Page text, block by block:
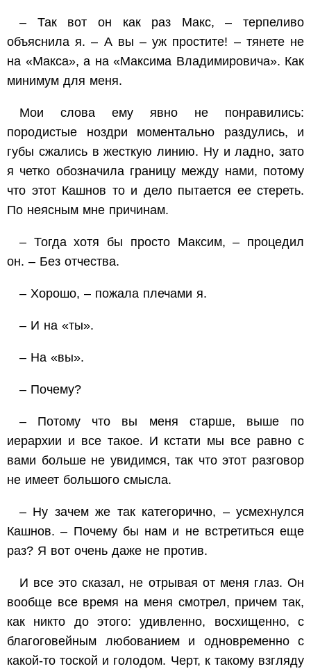
– Так вот он как раз Макс, – терпеливо
объяснила я. – А вы – уж простите! – тянете не
на «Макса», а на «Максима Владимировича». Как
минимум для меня.
Мои слова ему явно не понравились:
породистые ноздри моментально раздулись, и
губы сжались в жесткую линию. Ну и ладно, зато
я четко обозначила границу между нами, потому
что этот Кашнов то и дело пытается ее стереть.
По неясным мне причинам.
– Тогда хотя бы просто Максим, – процедил
он. – Без отчества.
– Хорошо, – пожала плечами я.
– И на «ты».
– На «вы».
– Почему?
– Потому что вы меня старше, выше по
иерархии и все такое. И кстати мы все равно с
вами больше не увидимся, так что этот разговор
не имеет большого смысла.
– Ну зачем же так категорично, – усмехнулся
Кашнов. – Почему бы нам и не встретиться еще
раз? Я вот очень даже не против.
И все это сказал, не отрывая от меня глаз. Он
вообще все время на меня смотрел, причем так,
как никто до этого: удивленно, восхищенно, с
благоговейным любованием и одновременно с
какой-то тоской и голодом. Черт, к такому взгляду